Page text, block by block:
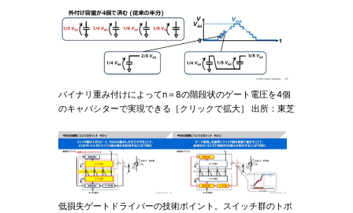
バイナリ重み付けによってn＝8の階段状のゲート電圧を4個
のキャパシターで実現できる［クリックで拡大］ 出所：東芝
低損失ゲートドライバーの技術ポイント。スイッチ群のトポ